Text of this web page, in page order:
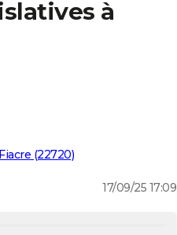
à
(22720)
17/09/25 17:09